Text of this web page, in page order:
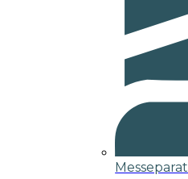
Messeparat